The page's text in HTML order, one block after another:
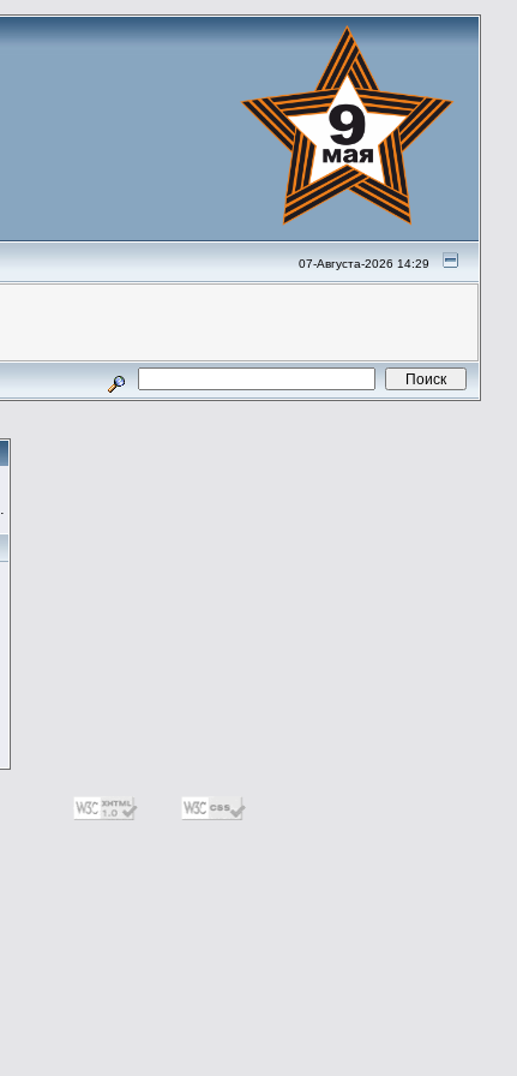
07-Августа-2026 14:29